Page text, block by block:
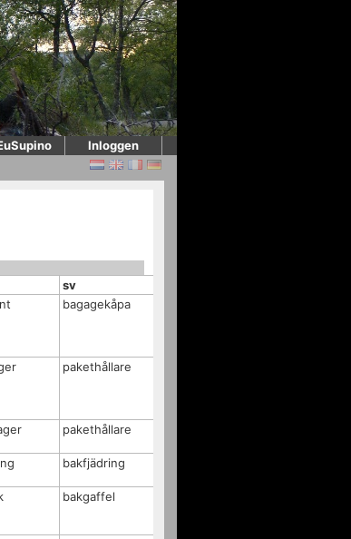
Inloggen
sv
bagagekåpa
pakethållare
pakethållare
bakfjädring
bakgaffel